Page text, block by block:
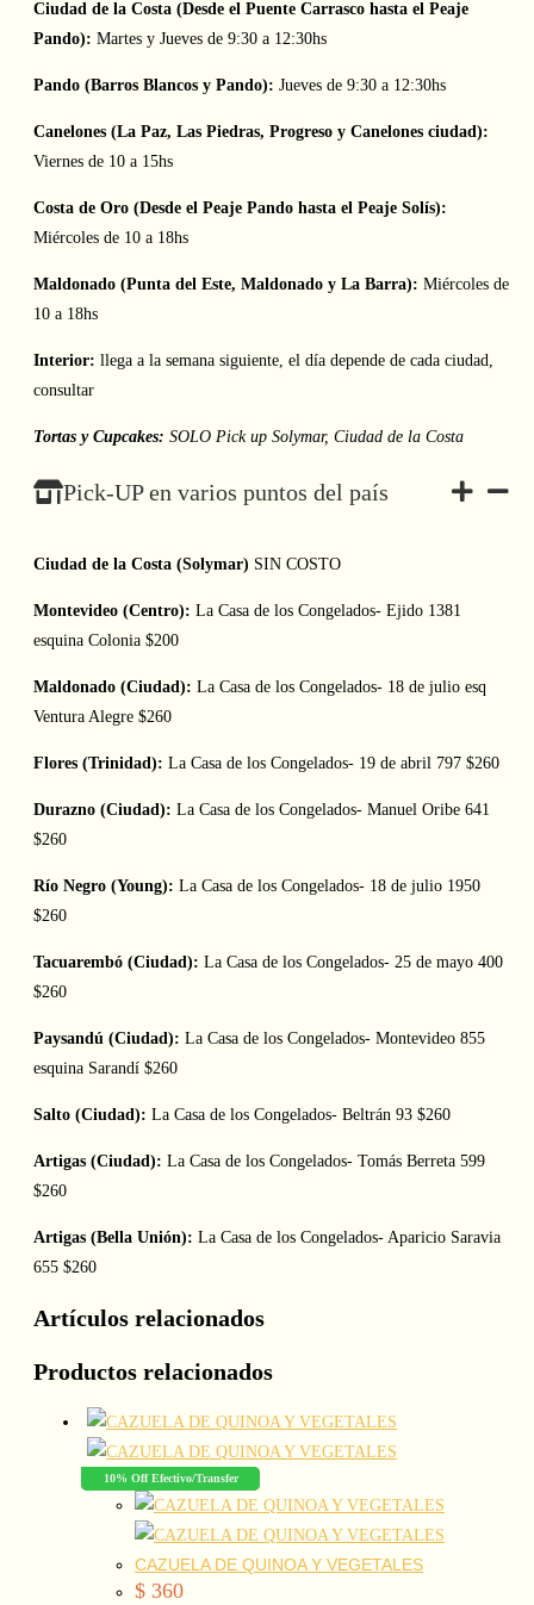
Ciudad de la Costa (Desde el Puente Carrasco hasta el Peaje
Pando): Martes y Jueves de 9:30 a 12:30hs
Pando (Barros Blancos y Pando): Jueves de 9:30 a 12:30hs
Canelones (La Paz, Las Piedras, Progreso y Canelones ciudad):
Viernes de 10 a 15hs
Costa de Oro (Desde el Peaje Pando hasta el Peaje Solís):
Miércoles de 10 a 18hs
Maldonado (Punta del Este, Maldonado y La Barra): Miércoles de
10 a 18hs
Interior: llega a la semana siguiente, el día depende de cada ciudad,
consultar
Tortas y Cupcakes: SOLO Pick up Solymar, Ciudad de la Costa
Pick-UP en varios puntos del país
Ciudad de la Costa (Solymar) SIN COSTO
Montevideo (Centro): La Casa de los Congelados- Ejido 1381
esquina Colonia $200
Maldonado (Ciudad): La Casa de los Congelados- 18 de julio esq
Ventura Alegre $260
Flores (Trinidad): La Casa de los Congelados- 19 de abril 797 $260
Durazno (Ciudad): La Casa de los Congelados- Manuel Oribe 641
$260
Río Negro (Young): La Casa de los Congelados- 18 de julio 1950
$260
Tacuarembó (Ciudad): La Casa de los Congelados- 25 de mayo 400
$260
Paysandú (Ciudad): La Casa de los Congelados- Montevideo 855
esquina Sarandí $260
Salto (Ciudad): La Casa de los Congelados- Beltrán 93 $260
Artigas (Ciudad): La Casa de los Congelados- Tomás Berreta 599
$260
Artigas (Bella Unión): La Casa de los Congelados- Aparicio Saravia
655 $260
Artículos relacionados
Productos relacionados
10% Off Efectivo/Transfer
CAZUELA DE QUINOA Y VEGETALES
$ 360